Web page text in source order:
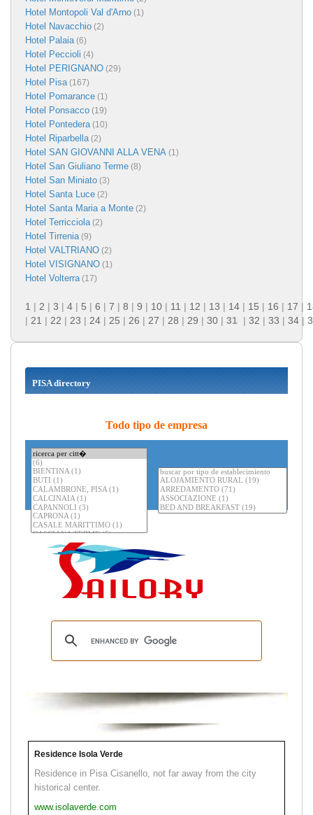
Hotel Montopoli Val d'Arno (1)
Hotel Navacchio (2)
Hotel Palaia (6)
Hotel Peccioli (4)
Hotel PERIGNANO (29)
Hotel Pisa (167)
Hotel Pomarance (1)
Hotel Ponsacco (19)
Hotel Pontedera (10)
Hotel Riparbella (2)
Hotel SAN GIOVANNI ALLA VENA (1)
Hotel San Giuliano Terme (8)
Hotel San Miniato (3)
Hotel Santa Luce (2)
Hotel Santa Maria a Monte (2)
Hotel Terricciola (2)
Hotel Tirrenia (9)
Hotel VALTRIANO (2)
Hotel VISIGNANO (1)
Hotel Volterra (17)
1 | 2 | 3 | 4 | 5 | 6 | 7 | 8 | 9 | 10 | 11 | 12 | 13 | 14 | 15 | 16 | 17 |
| 21 | 22 | 23 | 24 | 25 | 26 | 27 | 28 | 29 | 30 | 31 | 32 | 33 | 34 |
PISA directory
Todo tipo de empresa
Residence Isola Verde
Residence in Pisa Cisanello, not far away from the city
historical center.
www.isolaverde.com